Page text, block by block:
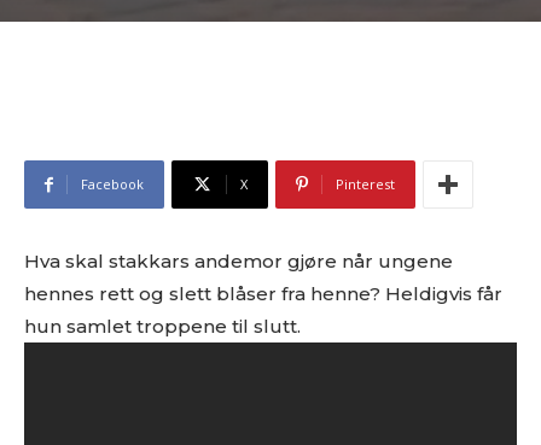
Facebook X Pinterest
Hva skal stakkars andemor gjøre når ungene
hennes rett og slett blåser fra henne? Heldigvis får
hun samlet troppene til slutt.